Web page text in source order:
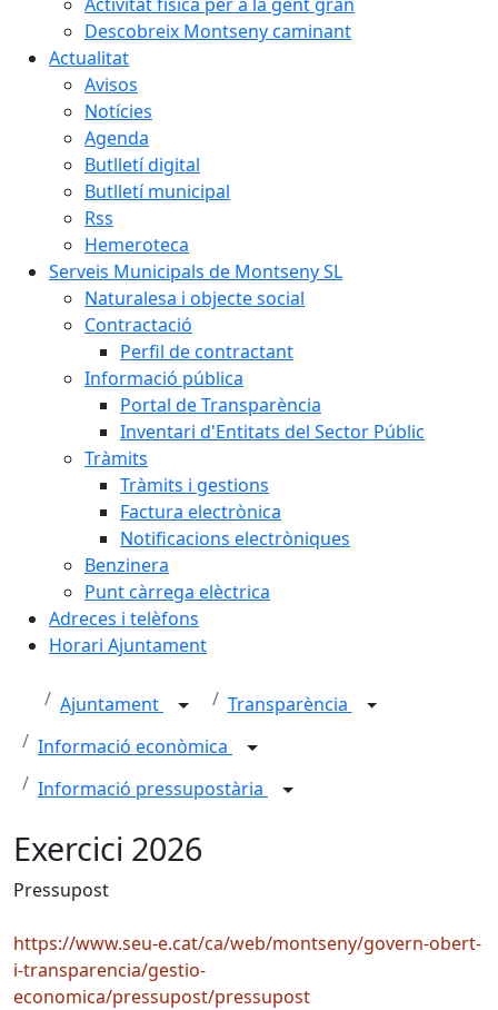
Descobreix Montseny caminant
Actualitat
Avisos
Notícies
Agenda
Butlletí digital
Butlletí municipal
Rss
Hemeroteca
Serveis Municipals de Montseny SL
Naturalesa i objecte social
Contractació
Perfil de contractant
Informació pública
Portal de Transparència
Inventari d'Entitats del Sector Públic
Tràmits
Tràmits i gestions
Factura electrònica
Notificacions electròniques
Benzinera
Punt càrrega elèctrica
Adreces i telèfons
Horari Ajuntament
Ajuntament
Transparència
Informació econòmica
Informació pressupostària
Exercici 2026
Pressupost
https://www.seu-e.cat/ca/web/montseny/govern-obert-
i-transparencia/gestio-
economica/pressupost/pressupost